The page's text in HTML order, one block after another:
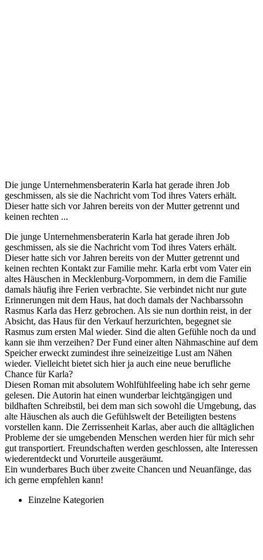
Die junge Unternehmensberaterin Karla hat gerade ihren Job
geschmissen, als sie die Nachricht vom Tod ihres Vaters erhält.
Dieser hatte sich vor Jahren bereits von der Mutter getrennt und
keinen rechten ...
Die junge Unternehmensberaterin Karla hat gerade ihren Job
geschmissen, als sie die Nachricht vom Tod ihres Vaters erhält.
Dieser hatte sich vor Jahren bereits von der Mutter getrennt und
keinen rechten Kontakt zur Familie mehr. Karla erbt vom Vater ein
altes Häuschen in Mecklenburg-Vorpommern, in dem die Familie
damals häufig ihre Ferien verbrachte. Sie verbindet nicht nur gute
Erinnerungen mit dem Haus, hat doch damals der Nachbarssohn
Rasmus Karla das Herz gebrochen. Als sie nun dorthin reist, in der
Absicht, das Haus für den Verkauf herzurichten, begegnet sie
Rasmus zum ersten Mal wieder. Sind die alten Gefühle noch da und
kann sie ihm verzeihen? Der Fund einer alten Nähmaschine auf dem
Speicher erweckt zumindest ihre seineizeitige Lust am Nähen
wieder. Vielleicht bietet sich hier ja auch eine neue berufliche
Chance für Karla?
Diesen Roman mit absolutem Wohlfühlfeeling habe ich sehr gerne
gelesen. Die Autorin hat einen wunderbar leichtgängigen und
bildhaften Schreibstil, bei dem man sich sowohl die Umgebung, das
alte Häuschen als auch die Gefühlswelt der Beteiligten bestens
vorstellen kann. Die Zerrissenheit Karlas, aber auch die alltäglichen
Probleme der sie umgebenden Menschen werden hier für mich sehr
gut transportiert. Freundschaften werden geschlossen, alte Interessen
wiederentdeckt und Vorurteile ausgeräumt.
Ein wunderbares Buch über zweite Chancen und Neuanfänge, das
ich gerne empfehlen kann!
Einzelne Kategorien